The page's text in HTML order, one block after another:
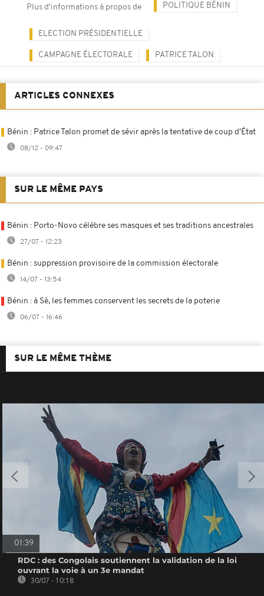
Plus d'informations à propos de POLITIQUE BÉNIN
ELECTION PRÉSIDENTIELLE
CAMPAGNE ÉLECTORALE PATRICE TALON
ARTICLES CONNEXES
Bénin : Patrice Talon promet de sévir après la tentative de coup d'État
08/12 - 09:47
SUR LE MÊME PAYS
Bénin : Porto-Novo célèbre ses masques et ses traditions ancestrales
27/07 - 12:23
Bénin : suppression provisoire de la commission électorale
14/07 - 13:54
Bénin : à Sè, les femmes conservent les secrets de la poterie
06/07 - 16:46
SUR LE MÊME THÈME
01:39
RDC : des Congolais soutiennent la validation de la loi
ouvrant la voie à un 3e mandat
30/07 - 10:18